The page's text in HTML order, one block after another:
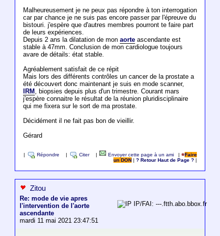
Malheureusement je ne peux pas répondre à ton interrogation
car par chance je ne suis pas encore passer par l'épreuve du
bistouri. j'espère que d'autres membres pourront te faire part
de leurs expériences.
Depuis 2 ans la dilatation de mon aorteascendante est
stable à 47mm. Conclusion de mon cardiologue toujours
avare de détails: état stable.
Agréablement satisfait de ce répit
Mais lors des différents contrôles un cancer de la prostate a
été découvert donc maintenant je suis en mode scanner,
IRM , biopsies depuis plus d'un trimestre. Courant mars
j'espère connaitre le résultat de la réunion pluridisciplinaire
qui me fixera sur le sort de ma prostate.
Décidément il ne fait pas bon de vieillir.
Gérard
Répondre Citer Envoyer cette page à un ami |
Faire
un DON
|? Retour Haut de Page ?
Zitou
Re: mode de vie apres
l'intervention de l'aorte
ascendante
mardi 11 mai 2021 23:47:51
IP/FAI: ---.ftth.abo.bbox.fr